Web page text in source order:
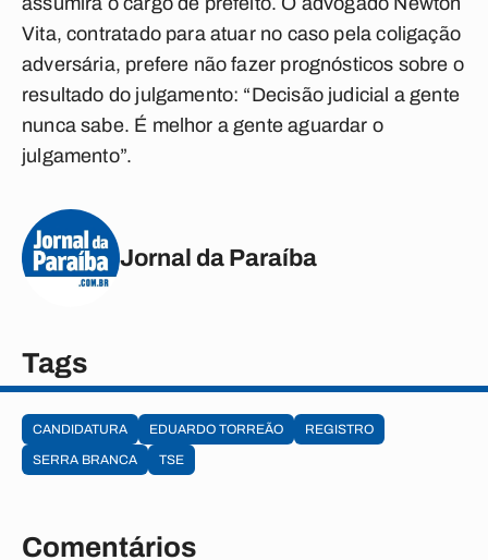
Vita, contratado para atuar no caso pela coligação
adversária, prefere não fazer prognósticos sobre o
resultado do julgamento: “Decisão judicial a gente
nunca sabe. É melhor a gente aguardar o
julgamento”.
Jornal da Paraíba
Tags
CANDIDATURA EDUARDO TORREÃO
REGISTRO
SERRA BRANCA
TSE
Comentários